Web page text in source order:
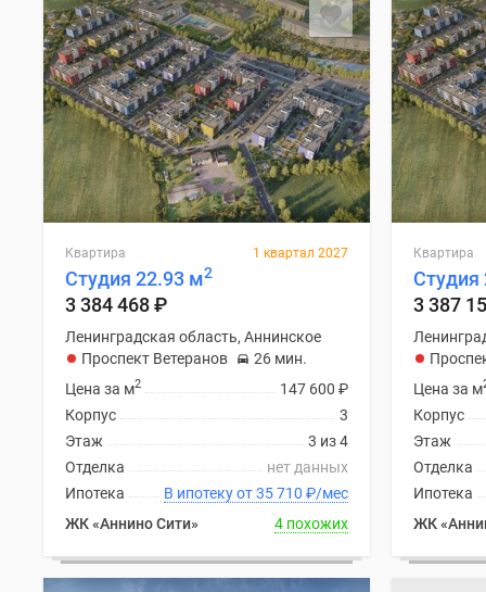
Квартира 1 квартал 2027
Студия 22.93 м2
3 384 468₽
Ленинградская область, Аннинское
Проспект Ветеранов
26 мин.
147 600 ₽
Цена за м2
3
Корпус
3 из 4
Этаж
нет данных
Отделка
В ипотеку от 35 710 ₽/мес
Ипотека
ЖК «Аннино Сити»
4 похожих
Квартира
Студия
3 387
Цена за м
Корпус
Этаж
Отделка
Ипотека
ЖК